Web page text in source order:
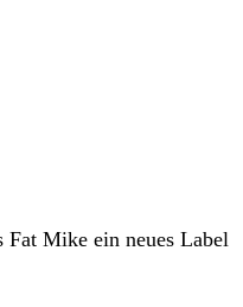
Fat Mike ein neues Label